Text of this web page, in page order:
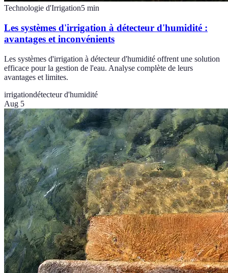
Technologie d'Irrigation5 min
Les systèmes d'irrigation à détecteur d'humidité :
avantages et inconvénients
Les systèmes d'irrigation à détecteur d'humidité offrent une solution
efficace pour la gestion de l'eau. Analyse complète de leurs
avantages et limites.
irrigationdétecteur d'humidité
Aug 5